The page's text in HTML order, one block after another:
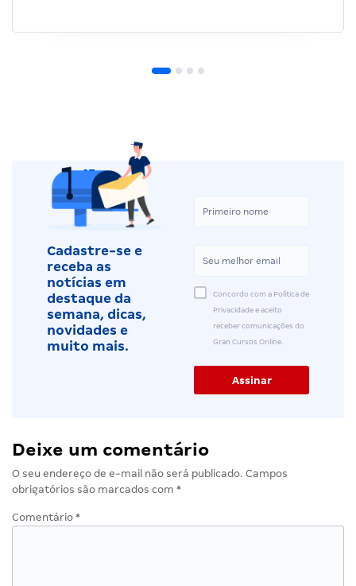
Cadastre-se e
receba as
notícias em
destaque da
semana, dicas,
novidades e
muito mais.
Concordo com a Política de
Privacidade e aceito
receber comunicações do
Gran Cursos Online.
Deixe um comentário
O seu endereço de e-mail não será publicado. Campos
obrigatórios são marcados com *
Comentário *